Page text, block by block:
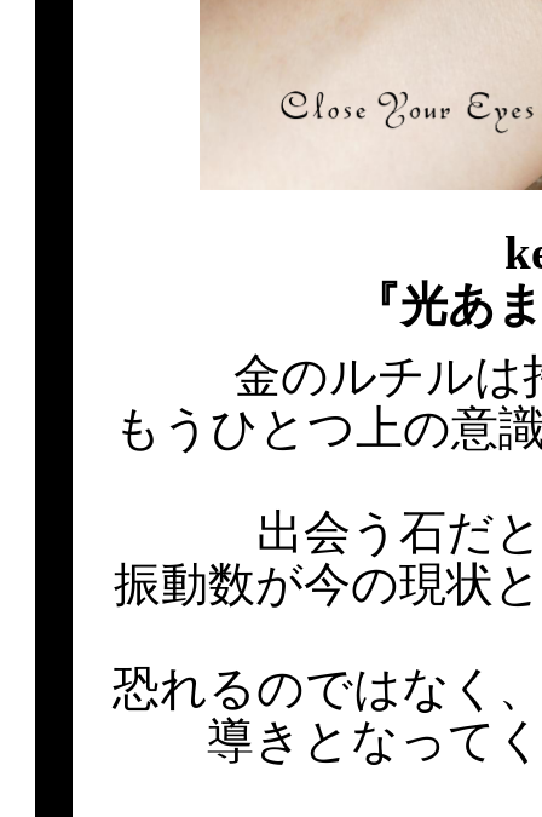
『光あ
金のルチルは
もうひとつ上の意
出会う石だ
振動数が今の現状
恐れるのではなく
導きとなって